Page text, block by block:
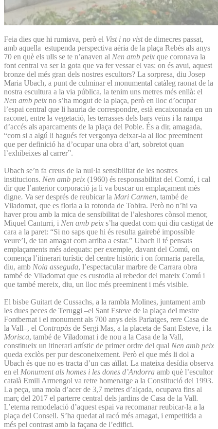
Feia dies que hi rumiava, però el Vist i no vistde dimecres passat,
amb aquella estupenda perspectiva aèria de la plaça Rebés als anys
70 en què els ulls se te n’anaven al Nen amb peix que coronava la
font central va ser la gota que va fer vessar el vas: on és avui, aquest
bronze del més gran dels nostres escultors? La sorpresa, diu Josep
Maria Ubach, a punt de culminar el monumental catàleg raonat de la
nostra escultura a la via pública, la tenim uns metres més enllà: el
Nen amb peix no s’ha mogut de la plaça, però en lloc d’ocupar
l’espai central que li hauria de correspondre, està encaixonada en un
raconet, entre la vegetació, les terrasses dels bars veïns i la rampa
d’accés als aparcaments de la plaça del Poble. És a dir, amagada,
“com si a algú li hagués fet vergonya deixar-la al lloc preeminent
que per definició ha d’ocupar una obra d’art, sobretot quan
l’exhibeixes al carrer”.
Ubach se’n fa creus de la nul·la sensibilitat de les nostres
institucions. Nen amb peix (1960) és responsabilitat del Comú, i cal
dir que l’anterior corporació ja li va buscar un emplaçament més
digne. Va ser després de reubicar la Mari Carmen, també de
Viladomat, que es floria a la rotonda de Tobira. Però no n’hi va
haver prou amb la mica de sensibilitat de l’aleshores cònsol menor,
Miquel Canturri, i Nen amb peix s’ha quedat com qui diu castigat de
cara a la paret: “Si no saps que hi és resulta gairebé impossible
veure’l, de tan amagat com arriba a estar.” Ubach li té pensats
emplaçaments més adequats: per exemple, davant del Comú, on
comença l’itinerari turístic del centre històric i on formaria parella,
diu, amb Noia asseguda, l’espectacular marbre de Carrara obra
també de Viladomat que es custodia al rebedor del mateix Comú i
que també mereix, diu, un lloc més preeminent i més visible.
El bisbe Guitart de Cussachs, a la rambla Molines, juntament amb
les dues peces de Teruggi –el Sant Esteve de la plaça del mestre
Fontbernat i el monument als 700 anys dels Pariatges, rere Casa de
la Vall–, el Contrapàs de Sergi Mas, a la placeta de Sant Esteve, i la
Morisca, també de Viladomat i de nou a la Casa de la Vall,
constitueix un itinerari artístic de primer ordre del qual Nen amb peix
queda exclòs per pur desconeixement. Però el que més li dol a
Ubach és que no es tracta d’un cas aïllat. La mateixa desídia observa
en el Monument als homes i les dones d’Andorra amb què l’escultor
català Emili Armengol va retre homenatge a la Constitució del 1993.
La peça, una mola d’acer de 3,7 metres d’alçada, ocupava fins al
març del 2017 el parterre central dels jardins de Casa de la Vall.
L’eterna remodelació d’aquest espai va recomanar reubicar-la a la
plaça del Consell. S’ha quedat al racó més amagat, i empetitida a
més pel contrast amb la façana de l’edifici.